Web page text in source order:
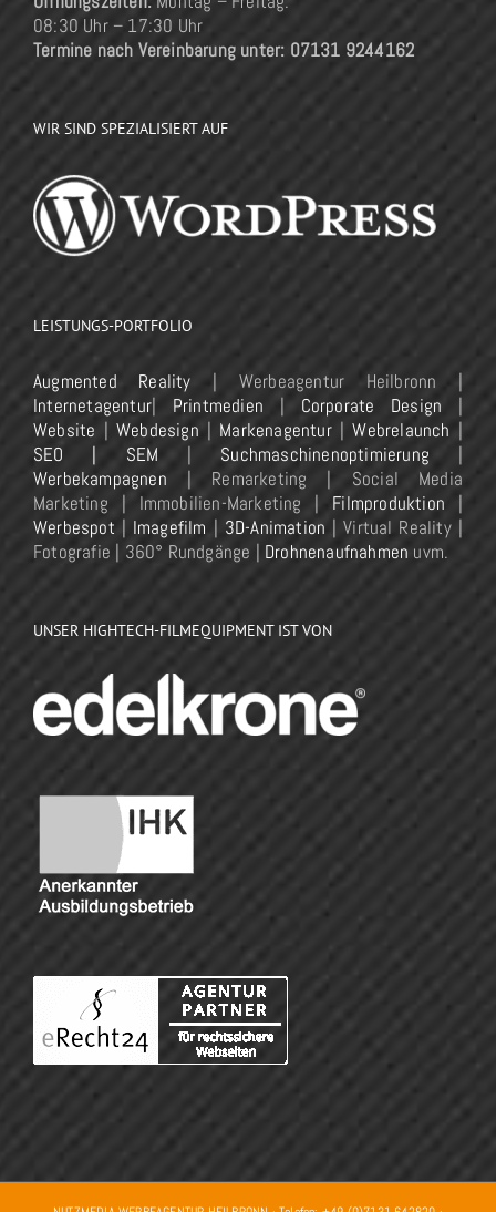
08:30 Uhr – 17:30 Uhr
Termine nach Vereinbarung unter: 07131 9244162
WIR SIND SPEZIALISIERT AUF
LEISTUNGS-PORTFOLIO
Augmented Reality | Werbeagentur Heilbronn |
Internetagentur| Printmedien | Corporate Design |
Website | Webdesign | Markenagentur|Webrelaunch |
SEO | SEM | Suchmaschinenoptimierung |
Werbekampagnen | Remarketing | Social Media
Marketing | Immobilien-Marketing | Filmproduktion |
Werbespot | Imagefilm | 3D-Animation | Virtual Reality |
Fotografie | 360° Rundgänge | Drohnenaufnahmen uvm.
UNSER HIGHTECH-FILMEQUIPMENT IST VON